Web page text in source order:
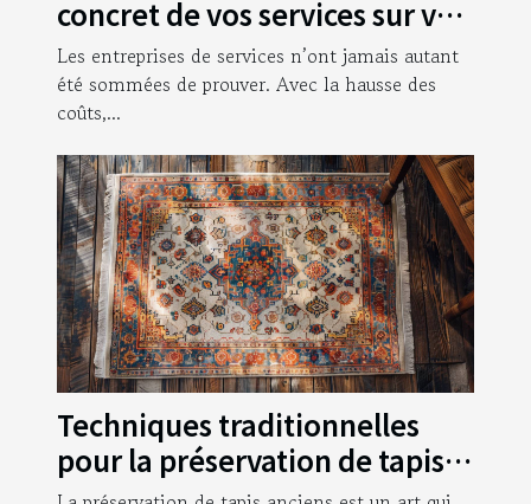
concret de vos services sur vos
clients
Les entreprises de services n’ont jamais autant
été sommées de prouver. Avec la hausse des
coûts,...
Techniques traditionnelles
pour la préservation de tapis
anciens